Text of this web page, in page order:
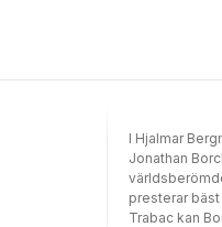
elegantaste
Ludwig är
kropp. Hon är
avhandlar
I Hjalmar
Jonathan
presterar bäst
Trabac kan